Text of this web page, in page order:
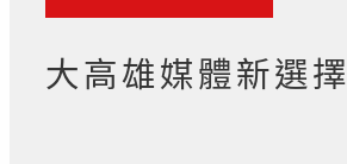
大高雄媒體新選擇